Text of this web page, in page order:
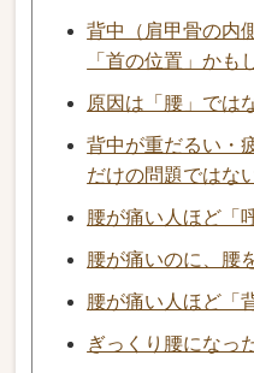
背中（肩甲骨の内
「首の位置」かも
原因は「腰」では
背中が重だるい・
だけの問題ではな
腰が痛い人ほど「
腰が痛いのに、腰
腰が痛い人ほど「
ぎっくり腰になっ